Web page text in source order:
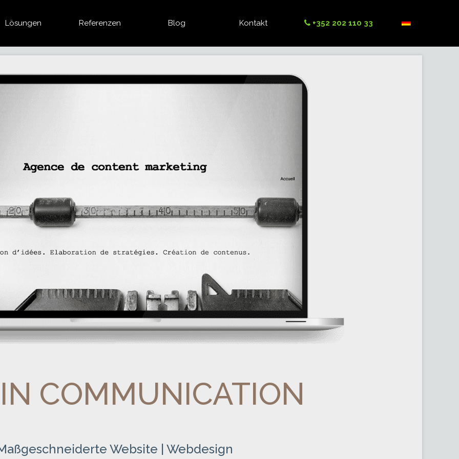
Lösungen Referenzen Blog Kontakt +352 202 110 33
COMMUNICATION
Website | Webdesign